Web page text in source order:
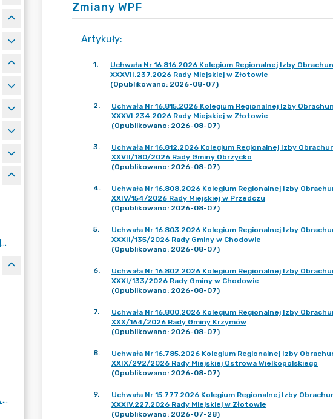
EWIDENCJA UCHWAŁ KOLEGIUM IZBY
WIELOLETNIA PROGNOZA FINANSOWA I JEJ ZMIANY
Zmiany WPF
Artykuły:
1.
Uchwała Nr 16.816.2026 Kolegium Regionalnej Izby
XXXVII.237.2026 Rady Miejskiej w Złotowie
(Opublikowano: 2026-08-07)
2.
Uchwała Nr 16.815.2026 Kolegium Regionalnej Izby
XXXVI.234.2026 Rady Miejskiej w Złotowie
(Opublikowano: 2026-08-07)
3.
Uchwała Nr 16.812.2026 Kolegium Regionalnej Izby
XXVII/180/2026 Rady Gminy Obrzycko
(Opublikowano: 2026-08-07)
4.
Uchwała Nr 16.808.2026 Kolegium Regionalnej Izby
XXIV/154/2026 Rady Miejskiej w Przedczu
(Opublikowano: 2026-08-07)
5.
Uchwała Nr 16.803.2026 Kolegium Regionalnej Izby
XXXII/135/2026 Rady Gminy w Chodowie
(Opublikowano: 2026-08-07)
6.
Uchwała Nr 16.802.2026 Kolegium Regionalnej Izby
XXXI/133/2026 Rady Gminy w Chodowie
(Opublikowano: 2026-08-07)
7.
Uchwała Nr 16.800.2026 Kolegium Regionalnej Izby
XXX/164/2026 Rady Gminy Krzymów
(Opublikowano: 2026-08-07)
8.
Uchwała Nr 16.785.2026 Kolegium Regionalnej Izby
XXIX/292/2026 Rady Miejskiej Ostrowa Wielkopolskiego
(Opublikowano: 2026-08-07)
9.
Uchwała Nr 15.777.2026 Kolegium Regionalnej Izby
XXXIV.227.2026 Rady Miejskiej w Złotowie
(Opublikowano: 2026-07-28)